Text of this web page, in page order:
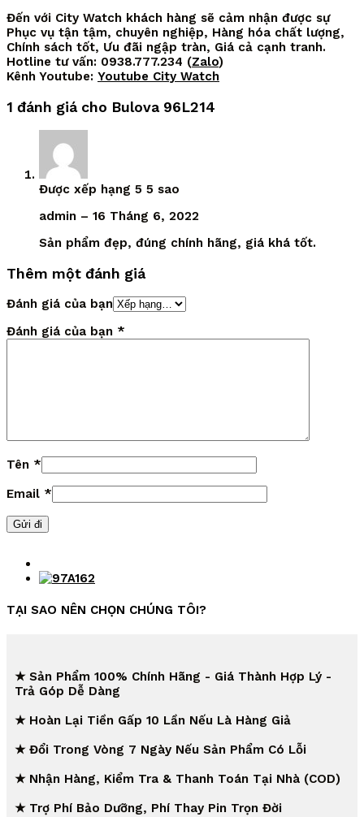
Đến với City Watch khách hàng sẽ cảm nhận được sự
Phục vụ tận tậm, chuyên nghiệp, Hàng hóa chất lượng,
Chính sách tốt, Ưu đãi ngập tràn, Giá cả cạnh tranh.
Hotline tư vấn: 0938.777.234 (Zalo)
Kênh Youtube: Youtube City Watch
1 đánh giá cho Bulova 96L214
Được xếp hạng 5 5 sao
admin – 16 Tháng 6, 2022
Sản phẩm đẹp, đúng chính hãng, giá khá tốt.
Thêm một đánh giá
Đánh giá của bạn
Đánh giá của bạn *
Tên *
Email *
TẠI SAO NÊN CHỌN CHÚNG TÔI?
★ Sản Phẩm 100% Chính Hãng - Giá Thành Hợp Lý -
Trả Góp Dễ Dàng
★ Hoàn Lại Tiền Gấp 10 Lần Nếu Là Hàng Giả
★ Đổi Trong Vòng 7 Ngày Nếu Sản Phẩm Có Lỗi
★ Nhận Hàng, Kiểm Tra & Thanh Toán Tại Nhà (COD)
★ Trợ Phí Bảo Dưỡng, Phí Thay Pin Trọn Đời